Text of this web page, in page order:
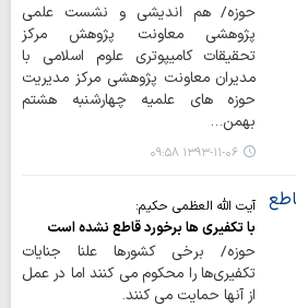
حوزه/ هم اندیشی و نشست علمی
پژوهشی معاونت پژوهش مرکز
تحقیقات کامیپوتری علوم اسلامی با
مدیران معاونت پژوهشی مرکز مدیریت
حوزه های علمیه چهارشنبه هشتم
بهمن…
۱۳۹۳-۱۱-۰۶ ۰۹:۵۸
آیت الله العظمی حکیم:
با تکفیری ها برخورد قاطع نشده است
حوزه/ برخی کشورها علنا جنایات
تکفیری‌ها را محکوم می کنند اما در عمل
از آنها حمایت می کنند.